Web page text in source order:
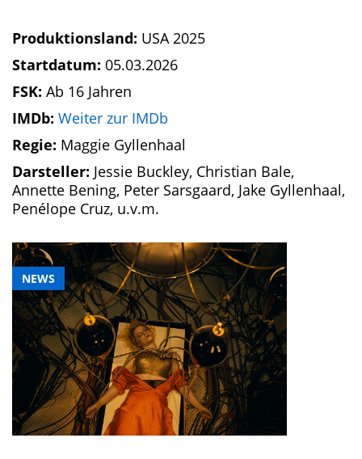
NEWS
Produktionsland: USA 2025
Startdatum: 05.03.2026
FSK: Ab 16 Jahren
IMDb: Weiter zur IMDb
Regie: Maggie Gyllenhaal
Darsteller: Jessie Buckley, Christian Bale,
Annette Bening, Peter Sarsgaard, Jake Gyllenhaal,
Penélope Cruz, u.v.m.